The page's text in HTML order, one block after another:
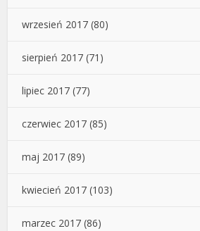
wrzesień 2017 (80)
sierpień 2017 (71)
lipiec 2017 (77)
czerwiec 2017 (85)
maj 2017 (89)
kwiecień 2017 (103)
marzec 2017 (86)